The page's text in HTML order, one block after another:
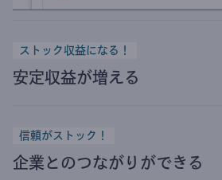
ストック収益になる！
安定収益が増える
信頼がストック！
企業とのつながりができる